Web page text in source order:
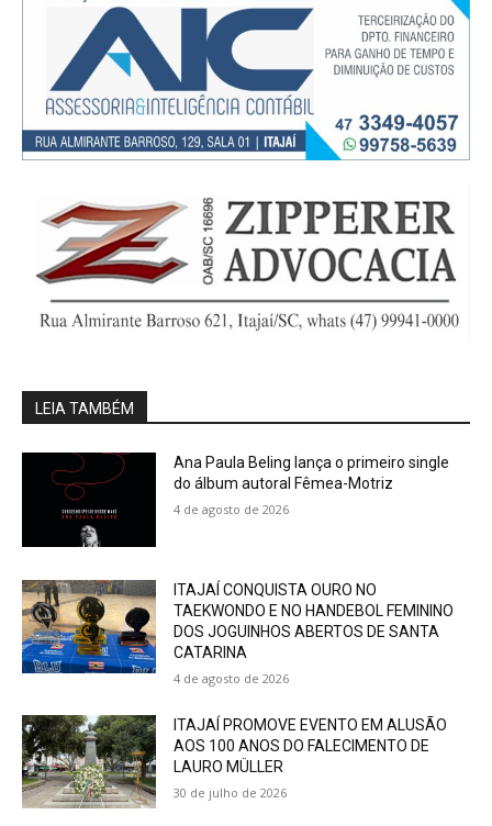
LEIA TAMBÉM
Ana Paula Beling lança o primeiro single
do álbum autoral Fêmea-Motriz
4 de agosto de 2026
ITAJAÍ CONQUISTA OURO NO
TAEKWONDO E NO HANDEBOL FEMININO
DOS JOGUINHOS ABERTOS DE SANTA
CATARINA
4 de agosto de 2026
ITAJAÍ PROMOVE EVENTO EM ALUSÃO
AOS 100 ANOS DO FALECIMENTO DE
LAURO MÜLLER
30 de julho de 2026